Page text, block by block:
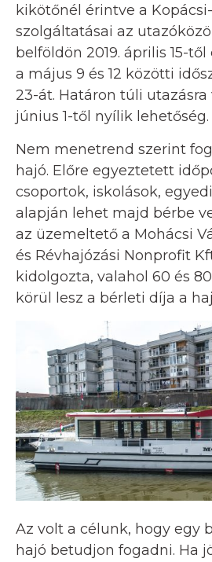
kikötőnél érintve a
szolgáltatásai az
belföldön 2019. április 15-
a május 9 és 12 közötti
23-át. Határon túli utazásra
június 1-től nyílik lehetőség.
Nem menetrend szerint
hajó. Előre egyeztetett
csoportok, iskolások,
alapján lehet majd bérbe
az üzemeltető a Mohácsi
és Révhajózási Nonprofit
kidolgozta, valahol 60 és
körül lesz a bérleti díja a
Az volt a célunk, hogy egy
hajó betudjon fogadni. Ha